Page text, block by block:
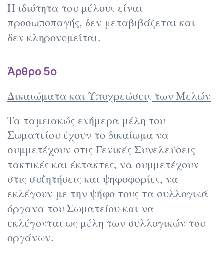
Η ιδιότητα του μέλους είναι
προσωποπαγής, δεν μεταβιβάζεται και
δεν κληρονομείται.
Άρθρο 5ο
Δικαιώματα και Υποχρεώσεις των Μελών
Τα ταμειακώς ενήμερα μέλη του
Σωματείου έχουν το δικαίωμα να
συμμετέχουν στις Γενικές Συνελεύσεις
τακτικές και έκτακτες, να συμμετέχουν
στις συζητήσεις και ψηφοφορίες, να
εκλέγουν με την ψήφο τους τα συλλογικά
όργανα του Σωματείου και να
εκλέγονται ως μέλη των συλλογικών του
οργάνων.